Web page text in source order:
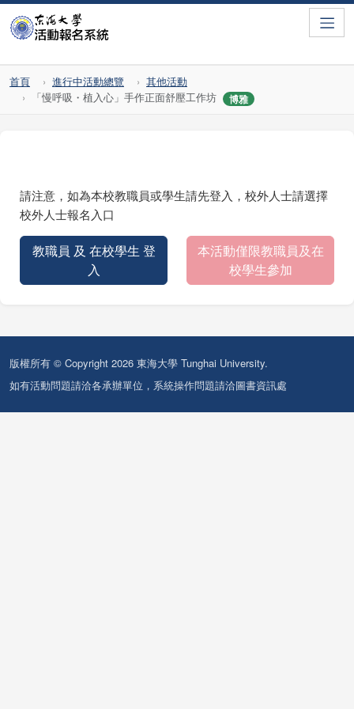
首頁 進行中活動總覽
其他活動
「慢呼吸・植入心」手作正面舒壓工作坊
博雅
請注意，如為本校教職員或學生請先登入，校外人士請選擇
校外人士報名入口
教職員 及 在校學生 登
入
本活動僅限教職員及在
校學生參加
版權所有 © Copyright 2026 東海大學 Tunghai University.
如有活動問題請洽各承辦單位，系統操作問題請洽圖書資訊處